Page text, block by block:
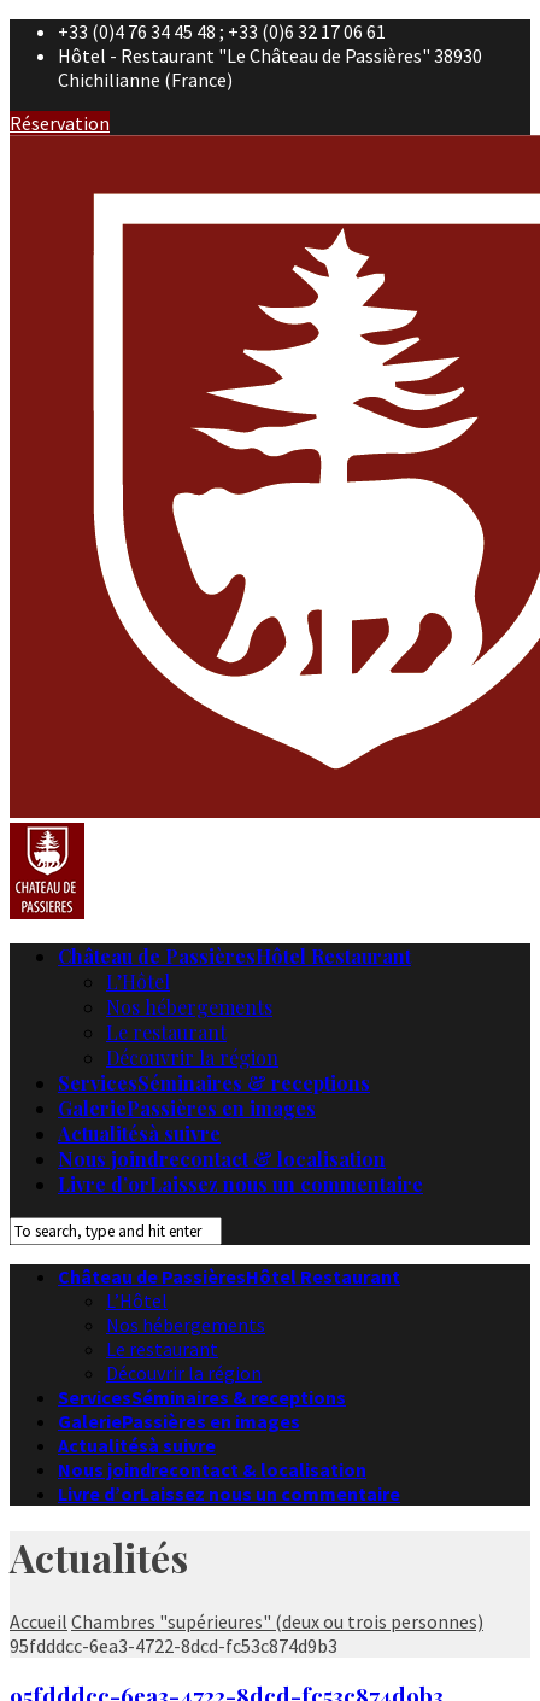
+33 (0)4 76 34 45 48 ; +33 (0)6 32 17 06 61
Hôtel - Restaurant "Le Château de Passières" 38930
Chichilianne (France)
Réservation
Château de PassièresHôtel Restaurant
L’Hôtel
Nos hébergements
Le restaurant
Découvrir la région
ServicesSéminaires & receptions
GaleriePassières en images
Actualitésà suivre
Nous joindrecontact & localisation
Livre d’orLaissez nous un commentaire
Château de PassièresHôtel Restaurant
L’Hôtel
Nos hébergements
Le restaurant
Découvrir la région
ServicesSéminaires & receptions
GaleriePassières en images
Actualitésà suivre
Nous joindrecontact & localisation
Livre d’orLaissez nous un commentaire
Actualités
Accueil Chambres "supérieures" (deux ou trois personnes)
95fdddcc-6ea3-4722-8dcd-fc53c874d9b3